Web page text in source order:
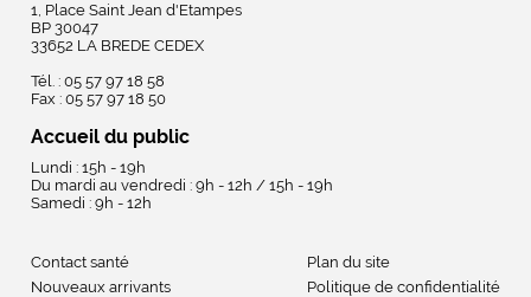
1, Place Saint Jean d'Etampes
BP 30047
33652 LA BREDE CEDEX
Tél. : 05 57 97 18 58
Fax : 05 57 97 18 50
Accueil du public
Lundi : 15h - 19h
Du mardi au vendredi : 9h - 12h / 15h - 19h
Samedi : 9h - 12h
Contact santé
Nouveaux arrivants
Plan du site
Politique de confidentialité